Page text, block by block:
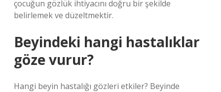
çocuğun gözlük ihtiyacını doğru bir şekilde
belirlemek ve düzeltmektir.
Beyindeki hangi hastalıklar
göze vurur?
​Hangi beyin hastalığı gözleri etkiler? Beyinde